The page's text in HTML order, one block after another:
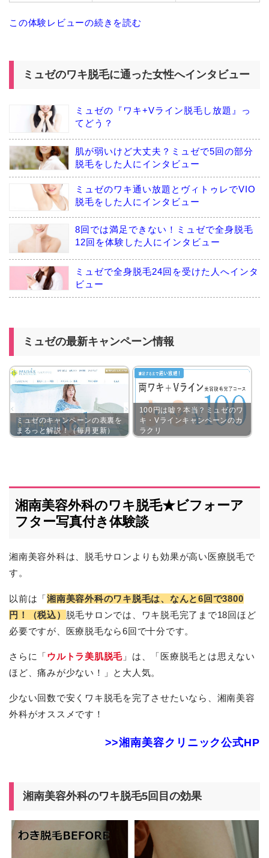
この体験レビューの続きを読む
ミュゼのワキ脱毛に通った女性へインタビュー
ミュゼの『ワキ+Vライン脱毛し放題』っ
てどう？
肌が弱いけど大丈夫？ミュゼで5回の部分
脱毛をした人にインタビュー
ミュゼのワキ通い放題とヴィトゥレでVIO
脱毛をした人にインタビュー
8回では満足できない！ミュゼで全身脱毛
12回を体験した人にインタビュー
ミュゼで全身脱毛24回を受けた人へインタ
ビュー
ミュゼの最新キャンペーン情報
ミュゼのキャンペーンの表裏を
まるっと解説！（毎月更新）
100円は嘘？本当？ミュゼのワ
キ・Vラインキャンペーンのカ
ラクリ
湘南美容外科のワキ脱毛★ビフォーア
フター写真付き体験談
湘南美容外科は、脱毛サロンよりも効果が高い医療脱毛で
す。
以前は「湘南美容外科のワキ脱毛は、なんと6回で3800
円！（税込） 脱毛サロンでは、ワキ脱毛完了まで18回ほど
必要ですが、医療脱毛なら6回で十分です。
さらに「ウルトラ美肌脱毛 」は、「医療脱毛とは思えない
ほど、痛みが少ない！」と大人気。
少ない回数で安くワキ脱毛を完了させたいなら、湘南美容
外科がオススメです！
>>湘南美容クリニック公式HP
湘南美容外科のワキ脱毛5回目の効果